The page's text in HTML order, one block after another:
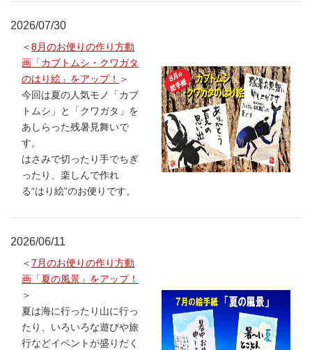
2026/07/30
＜8月のお便りの作り方動
画「カブトムシ・クワガタ
のはり絵」をアップ！ ＞
今回は夏の人気モノ「カブ
トムシ」と「クワガタ」を
あしらった残暑見舞いで
す。
はさみで切ったり手でちぎ
ったり、楽しんで作れ
る“はり絵”のお便りです。
2026/06/11
＜7月のお便りの作り方動
画「夏の風景」をアップ！
＞
夏は海に行ったり山に行っ
たり、いろいろな遊びや旅
行などイベントが盛りだく